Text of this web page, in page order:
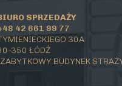
SPRZEDAŻY
42 661 99 77
30A
350 ŁÓDŹ
BUDYNEK